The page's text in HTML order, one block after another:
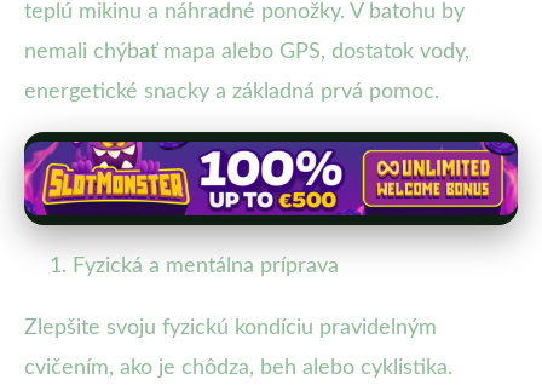
teplú mikinu a náhradné ponožky. V batohu by
nemali chýbať mapa alebo GPS, dostatok vody,
energetické snacky a základná prvá pomoc.
Fyzická a mentálna príprava
Zlepšite svoju fyzickú kondíciu pravidelným
cvičením, ako je chôdza, beh alebo cyklistika.